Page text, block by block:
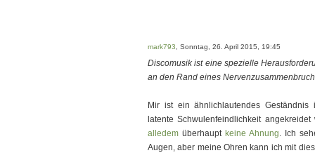
mark793 , Sonntag, 26. April 2015, 19:45
Discomusik ist eine spezielle
an den Rand eines
Mir ist ein ähnlichlautendes
latente Schwulenfeindlichkeit
alledem überhaupt keine Ahnung. Ich
Augen, aber meine Ohren kann ich mit